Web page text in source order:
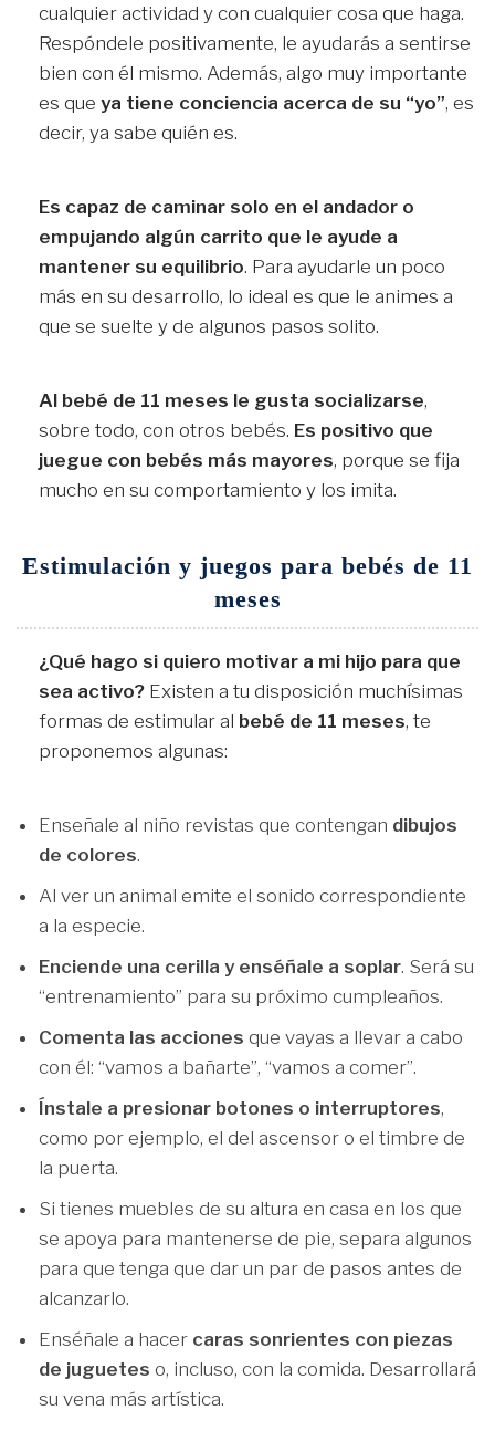
cualquier actividad y con cualquier cosa que haga.
Respóndele positivamente, le ayudarás a sentirse
bien con él mismo. Además, algo muy importante
es que ya tiene conciencia acerca de su “yo”, es
decir, ya sabe quién es.
Es capaz de caminar solo en el andador o
empujando algún carrito que le ayude a
mantener su equilibrio. Para ayudarle un poco
más en su desarrollo, lo ideal es que le animes a
que se suelte y de algunos pasos solito.
Al bebé de 11 meses le gusta socializarse,
sobre todo, con otros bebés. Es positivo que
juegue con bebés más mayores, porque se fija
mucho en su comportamiento y los imita.
Estimulación y juegos para bebés de 11
meses
¿Qué hago si quiero motivar a mi hijo para que
sea activo? Existen a tu disposición muchísimas
formas de estimular al bebé de 11 meses, te
proponemos algunas:
Enseñale al niño revistas que contengan dibujos
de colores.
Al ver un animal emite el sonido correspondiente
a la especie.
Enciende una cerilla y enséñale a soplar. Será su
“entrenamiento” para su próximo cumpleaños.
Comenta las acciones que vayas a llevar a cabo
con él: “vamos a bañarte”, “vamos a comer”.
Ínstale a presionar botones o interruptores,
como por ejemplo, el del ascensor o el timbre de
la puerta.
Si tienes muebles de su altura en casa en los que
se apoya para mantenerse de pie, separa algunos
para que tenga que dar un par de pasos antes de
alcanzarlo.
Enséñale a hacer caras sonrientes con piezas
de juguetes o, incluso, con la comida. Desarrollará
su vena más artística.